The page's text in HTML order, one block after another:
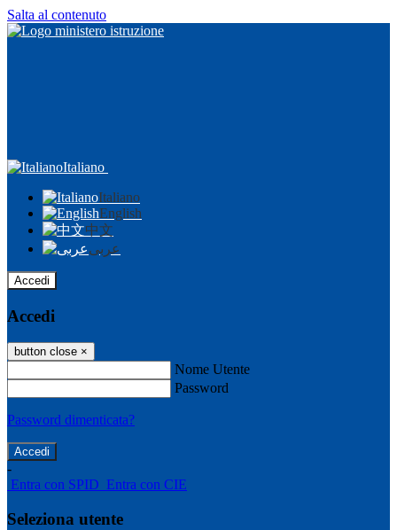
Salta al contenuto
Italiano
Italiano
English
中文
عربى
Accedi
Accedi
button close ×
Nome Utente
Password
Password dimenticata?
-
Entra con SPID Entra con CIE
Seleziona utente